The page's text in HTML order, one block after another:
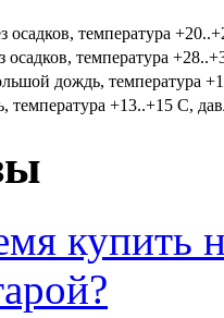
осадков, температура
осадков, температура
дождь, температура
температура +13..+15 С,
купить